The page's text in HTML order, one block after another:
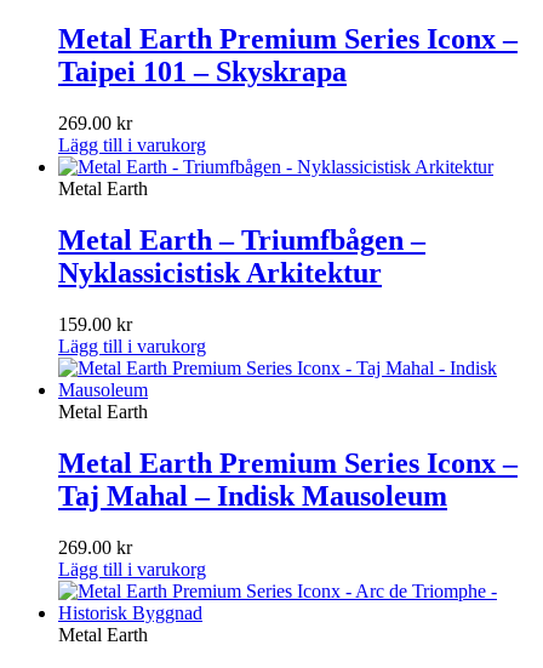
Metal Earth Premium Series Iconx –
Taipei 101 – Skyskrapa
269.00 kr
Lägg till i varukorg
Metal Earth
Metal Earth – Triumfbågen –
Nyklassicistisk Arkitektur
159.00 kr
Lägg till i varukorg
Metal Earth
Metal Earth Premium Series Iconx –
Taj Mahal – Indisk Mausoleum
269.00 kr
Lägg till i varukorg
Metal Earth